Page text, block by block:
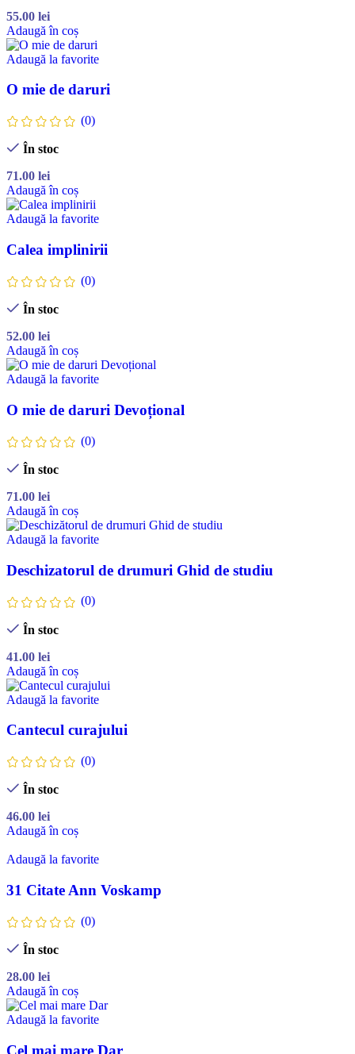
55.00 lei
Adaugă în coș
Adaugă la favorite
O mie de daruri
(0)
În stoc
71.00 lei
Adaugă în coș
Adaugă la favorite
Calea implinirii
(0)
În stoc
52.00 lei
Adaugă în coș
Adaugă la favorite
O mie de daruri Devoțional
(0)
În stoc
71.00 lei
Adaugă în coș
Adaugă la favorite
Deschizatorul de drumuri Ghid de studiu
(0)
În stoc
41.00 lei
Adaugă în coș
Adaugă la favorite
Cantecul curajului
(0)
În stoc
46.00 lei
Adaugă în coș
Adaugă la favorite
31 Citate Ann Voskamp
(0)
În stoc
28.00 lei
Adaugă în coș
Adaugă la favorite
Cel mai mare Dar